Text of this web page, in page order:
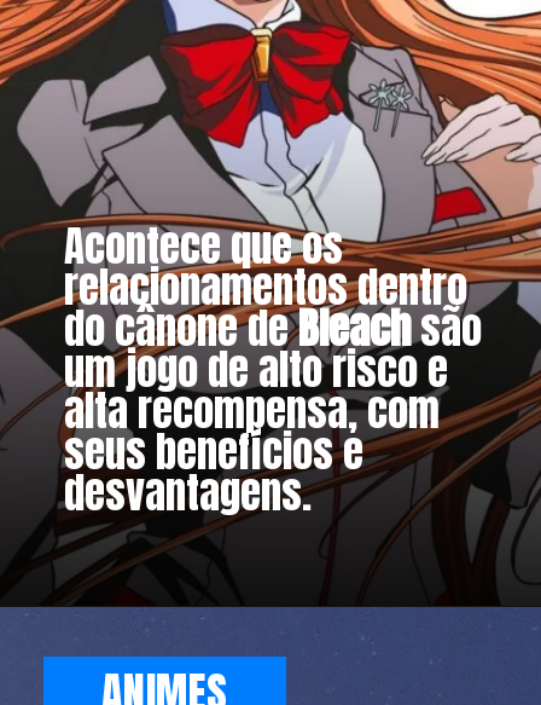
Acontece que os
relacionamentos dentro
do cânone deBleachsão
um jogo de alto risco e
alta recompensa, com
seus benefícios e
desvantagens.